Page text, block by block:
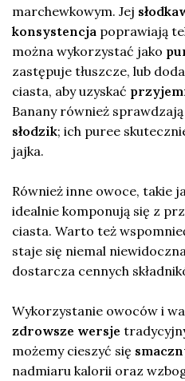
marchewkowym. Jej
konsystencja poprawiają
można wykorzystać jako
zastępuje tłuszcze, lub
ciasta, aby uzyskać
Banany również
słodzik; ich puree
jajka.
Również inne owoce, takie
idealnie komponują się z
ciasta. Warto też
staje się niemal
dostarcza cennych
Wykorzystanie owoców i
zdrowsze wersje
możemy cieszyć się
nadmiaru kalorii oraz